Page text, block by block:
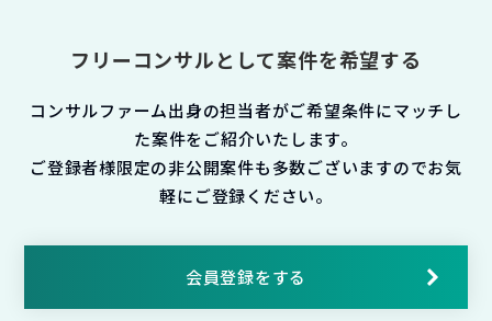
フリーコンサルとして案件を希望する
コンサルファーム出身の担当者がご希望条件にマッチし
た案件をご紹介いたします。
ご登録者様限定の非公開案件も多数ございますのでお気
軽にご登録ください。
会員登録をする